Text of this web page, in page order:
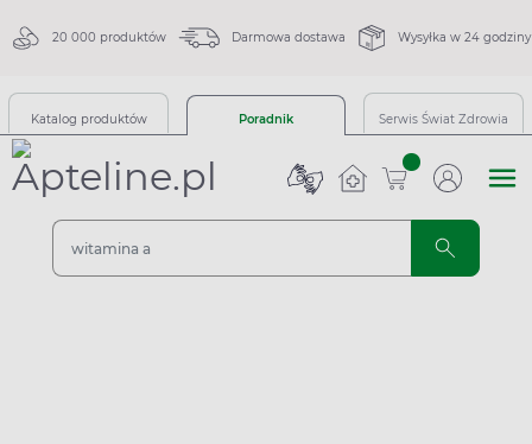
20 000 produktów Darmowa dostawa Wysyłka w 24 godziny
Katalog produktów Poradnik Serwis Świat Zdrowia
sztuk